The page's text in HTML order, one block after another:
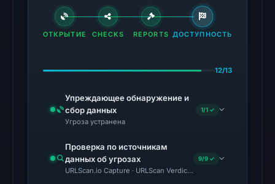
as
a
malicious
site
multiple
security
Technical
analysis
ОТКРЫТИЕ CHECKS REPORTS ДОСТУПНОСТЬ
12/13
Упреждающее обнаружение и
сбор данных
Угроза устранена
1/1 ✓
Проверка по источникам
данных об угрозах
URLScan.io Capture · URLScan Verdict · Cloudflare Radar
9/9 ✓